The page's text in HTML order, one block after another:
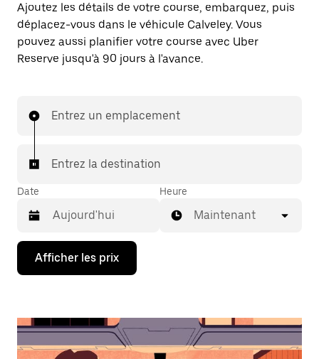
Ajoutez les détails de votre course, embarquez, puis
déplacez-vous dans le véhicule Calveley. Vous
pouvez aussi planifier votre course avec Uber
Reserve jusqu'à 90 jours à l'avance.
Entrez un emplacement
Entrez la destination
Date
Appuyez
la
bas
interagir
Heure
Maintenant
Afficher les prix